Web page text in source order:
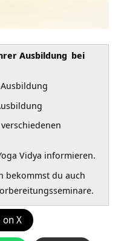
Ausbildung bei
Vidya informieren.
bekommst du auch
on X